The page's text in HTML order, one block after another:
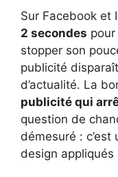
Sur Facebook et
2 secondes
stopper son
publicité
d’actualité. La
publicité qui
question de
démesuré :
design